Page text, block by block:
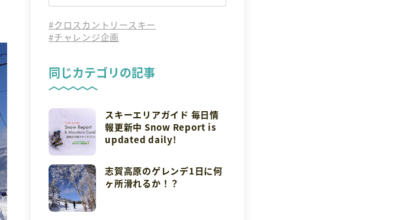
#クロスカントリースキー
#チャレンジ企画
同じカテゴリの記事
スキーエリアガイド 毎日情
報更新中 Snow Report is
updated daily!
志賀高原のゲレンデ1日に何
ヶ所滑れるか！？